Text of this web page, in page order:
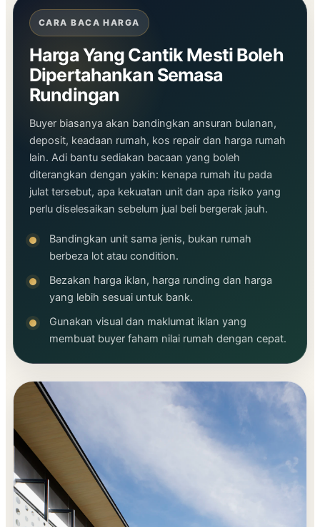
CARA BACA HARGA
Harga Yang Cantik Mesti Boleh
Dipertahankan Semasa
Rundingan
Buyer biasanya akan bandingkan ansuran bulanan,
deposit, keadaan rumah, kos repair dan harga rumah
lain. Adi bantu sediakan bacaan yang boleh
diterangkan dengan yakin: kenapa rumah itu pada
julat tersebut, apa kekuatan unit dan apa risiko yang
perlu diselesaikan sebelum jual beli bergerak jauh.
Bandingkan unit sama jenis, bukan rumah
berbeza lot atau condition.
Bezakan harga iklan, harga runding dan harga
yang lebih sesuai untuk bank.
Gunakan visual dan maklumat iklan yang
membuat buyer faham nilai rumah dengan cepat.